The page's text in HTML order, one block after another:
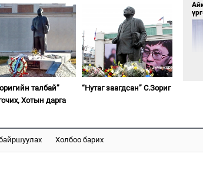
талбай”
Хотын дарга
“Нутаг заагдсан” С.Зориг
Холбоо барих